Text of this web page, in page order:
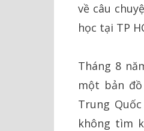
về câu
học tại TP
Tháng 8
một bản
Trung
không tìm